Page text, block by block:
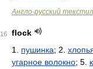
Англо-русский
16
flock
1. пушинка; 2.
угарное волокно; 5.